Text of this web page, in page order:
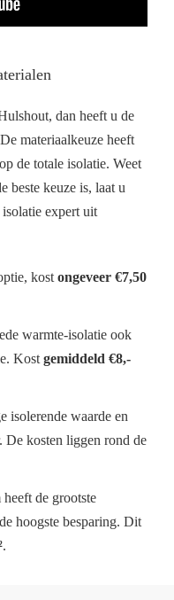
dan heeft u de
materiaalkeuze heeft
de totale isolatie. Weet
beste keuze is, laat u
expert uit
kostongeveer €7,50
warmte-isolatie ook
Kostgemiddeld €8,-
isolerende waarde en
De kosten liggen rond de
de grootste
hoogste besparing. Dit
.